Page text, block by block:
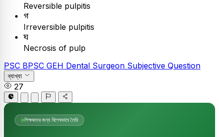
Reversible pulpitis
গ
Irreversible pulpitis
ঘ
Necrosis of pulp
PSC BPSC GEH Dental Surgeon Subjective Question
ব্যাখ্যা
27
শিক্ষকদের জন্য বিশেষভাবে তৈরি